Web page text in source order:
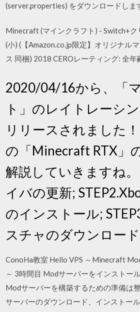
(server.properties) をダウンロードしま
Minecraft (マインクラフト) - Switch+
(小) (【Amazon.co.jp限定】オリジナル
ス 同梱) 2018 CEROレーティング: 全年
2020/04/16から、「
ト」のレイトレーシ
リリースされました
の「Minecraft RTX」
解説していきますね。
イバの更新;
のインストール;
スチャのダウンロード
ConoHa教室 Hello VPS ～Minecraft
～ 3時間目 Modサーバーをインストー
Modサーバーを構築するための準備は
サーバーのダウンロード、インストー